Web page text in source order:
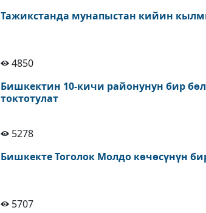
Тажикстанда мунапыстан кийин
4850
Бишкектин 10-кичи районунун бир
токтотулат
5278
Бишкекте Тоголок Молдо көчөсүнүн
5707